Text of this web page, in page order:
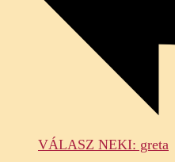
VÁLASZ NEKI: greta